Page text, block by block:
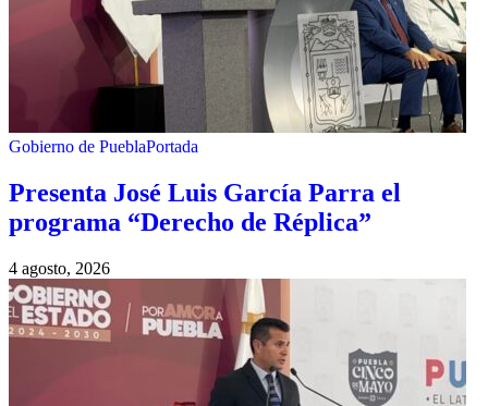
Gobierno de PueblaPortada
Presenta José Luis García Parra el
programa “Derecho de Réplica”
4 agosto, 2026